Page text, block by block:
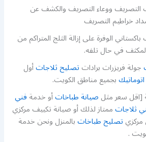
التصريف ووعاء التصريف والكشف عن
خراطيم التصريف
الوفرة على إزالة الثلج المتراكم من
في حال تلفه.
جولة فريزرات براداتتصليح ثلاجاتأول
بجميع مناطق الكويت.
[اقل سعر مثلصيانة طباخاتأو خدمةفني
ثلاجاتممتاز لذلك أو صيانة تكييف مركزي
تصليح طباخاتبالمنزل ونحن خدمة
.